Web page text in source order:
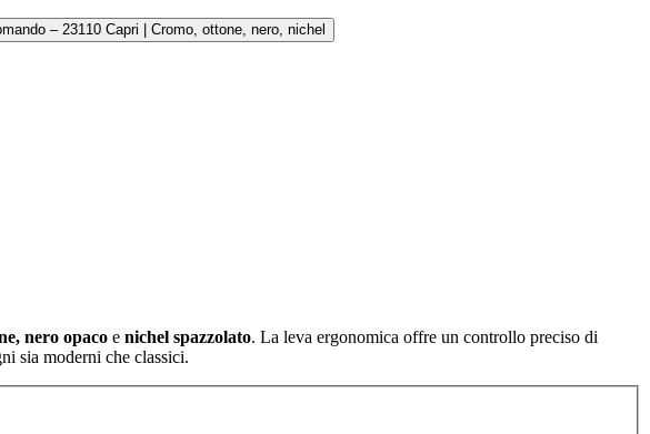
nero opaco e nichel spazzolato. La leva ergonomica offre un controllo preciso di
sia moderni che classici.